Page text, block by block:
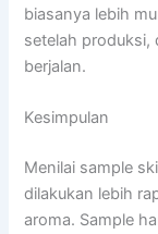
biasanya lebih
setelah produksi,
berjalan.
Kesimpulan
Menilai sample
dilakukan lebih
aroma. Sample